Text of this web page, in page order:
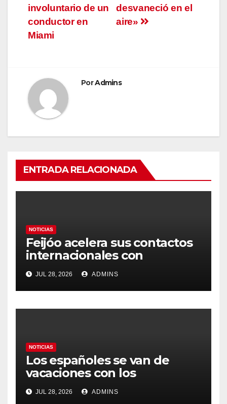
desvaneció en el
aire»
involuntario de un
conductor en
Miami
PorAdmins
ENTRADA RELACIONADA
NOTICIAS
Feijóo acelera sus contactos
internacionales con
Latinoamérica como socio
prioritario en su agenda de
gobierno
JUL 28, 2026 ADMINS
NOTICIAS
Los españoles se van de
vacaciones con los
carburantes hasta un 21%
más caros que el año pasado
JUL 28, 2026 ADMINS